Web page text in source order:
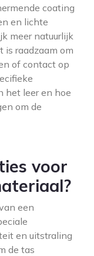
coating
en lichte
meer natuurlijk
is raadzaam om
of contact op
het leer en hoe
om de
voor
een
en uitstraling
de tas